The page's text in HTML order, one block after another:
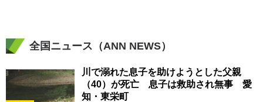
全国ニュース（ANN NEWS）
川で溺れた息子を助けようとした父親
（40）が死亡 息子は救助され無事 愛
知・東栄町